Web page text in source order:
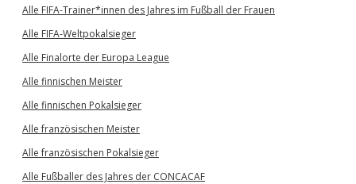
Alle FIFA-Trainer*innen des Jahres im Fußball der Frauen
Alle FIFA-Weltpokalsieger
Alle Finalorte der Europa League
Alle finnischen Meister
Alle finnischen Pokalsieger
Alle französischen Meister
Alle französischen Pokalsieger
Alle Fußballer des Jahres der CONCACAF